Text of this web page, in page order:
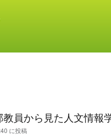
動
員から見た人文情報学
に投稿